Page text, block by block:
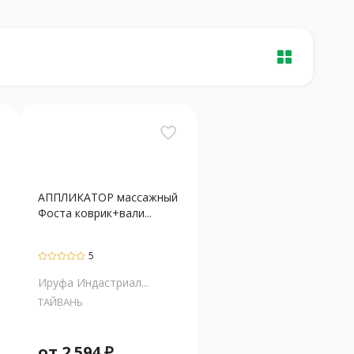
favorite_border
АППЛИКАТОР массажный
Фоста коврик+вали...
5
Ируфа Индастриал...
ТАЙВАНЬ